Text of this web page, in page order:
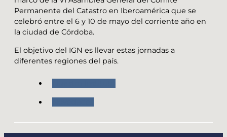
Permanente del Catastro en Iberoamérica que se
celebró entre el 6 y 10 de mayo del corriente año en
la ciudad de Córdoba.
El objetivo del IGN es llevar estas jornadas a
diferentes regiones del país.